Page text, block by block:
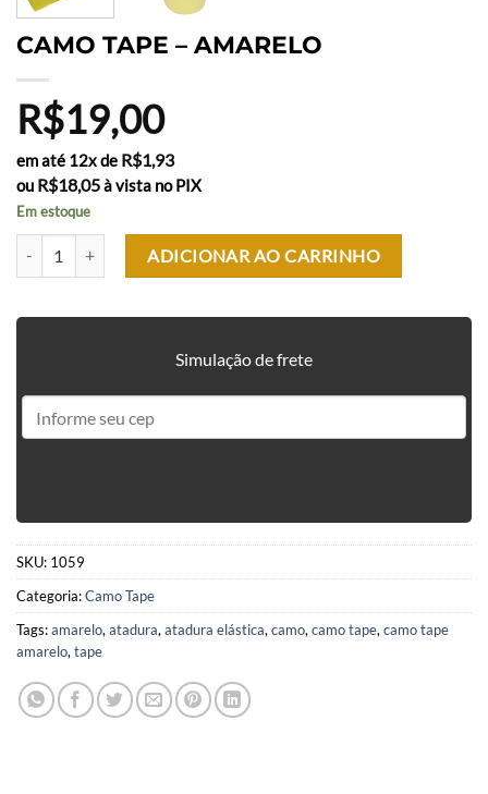
CAMO TAPE – AMARELO
R$19,00
em até 12x de R$1,93
ou R$18,05à vista no PIX
Em estoque
CAMO TAPE - AMARELO quantidadeADICIONAR AO CARRINHO
Simulação de frete
SKU: 1059
Categoria:Camo Tape
Tags:amarelo,atadura,atadura elástica,camo,camo tape,camo tape
amarelo,tape